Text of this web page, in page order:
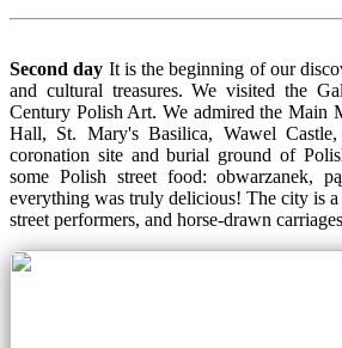
Second day It is the beginning of our
and cultural treasures. We visited the
Century Polish Art. We admired the Main
Hall, St. Mary's Basilica, Wawel
coronation site and burial ground of
some Polish street food: obwarzanek,
everything was truly delicious! The city is
street performers, and horse-drawn